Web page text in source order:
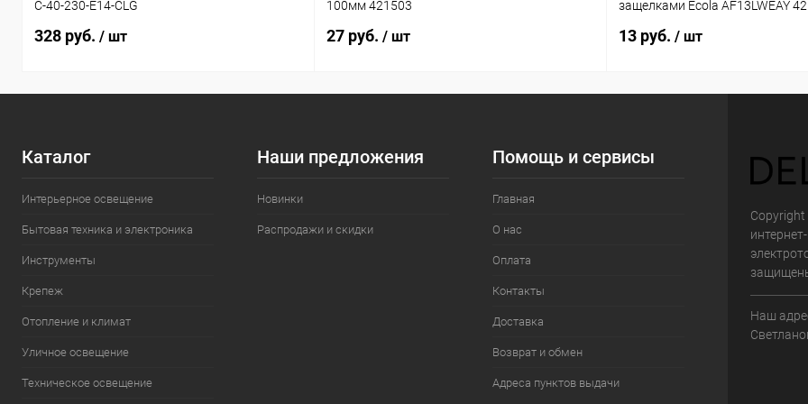
C-40-230-E14-CLG
328 руб. / шт
100мм 421503
27 руб. / шт
защелками Ecola AF13LWEAY
13 руб. / шт
Каталог
Интерьерное освещение
Бытовая техника и электроника
Инструменты
Крепеж
Отопление и климат
Уличное освещение
Техническое освещение
Наши предложения
Новинки
Распродажи и скидки
Помощь и сервисы
Главная
О нас
Оплата
Контакты
Доставка
Возврат и обмен
Адреса пунктов выдачи
Наш